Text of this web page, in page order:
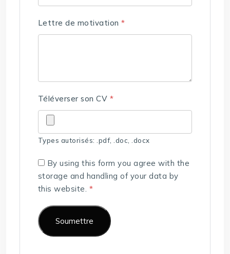
Lettre de motivation*
Téléverser son CV *
Types autorisés: .pdf, .doc, .docx
By using this form you agree with the
storage and handling of your data by
this website. *